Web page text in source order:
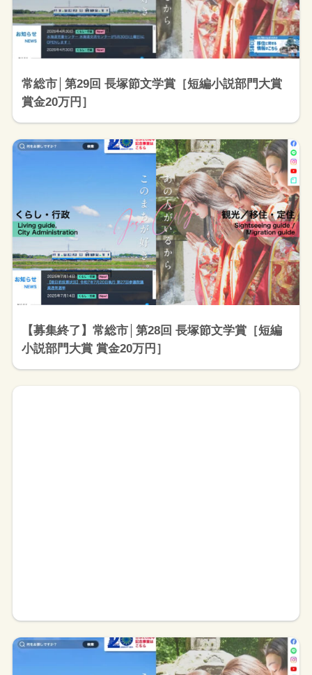
常総市│第29回 長塚節文学賞［短編小説部門大賞
賞金20万円］
【募集終了】常総市│第28回 長塚節文学賞［短編
小説部門大賞 賞金20万円］